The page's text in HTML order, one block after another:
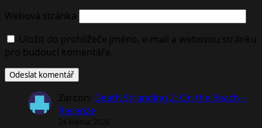
Webová stránka
Uložit do prohlížeče jméno, e-mail a webovou stránku
pro budoucí komentáře.
Zarcon: Death Stranding 2: On the Beach –
Recenze
24 května, 2026